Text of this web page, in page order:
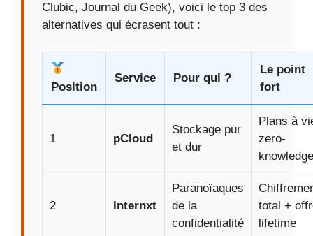
Clubic, Journal du Geek), voici le top 3 des
alternatives qui écrasent tout :
Position
Service Pour qui ?
Le point
fort
1 pCloud
Stockage pur
et dur
Plans à
zero-
knowledge
2 Internxt
Paranoïaques
de la
confidentialité
total +
lifetime